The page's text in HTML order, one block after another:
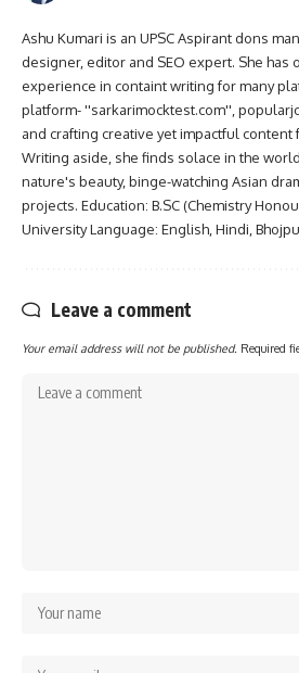
Ashu Kumari is an UPSC Aspirant dons
designer, editor and SEO expert. She has
experience in containt writing for many
platform- ''sarkarimocktest.com'',
and crafting creative yet impactful content
Writing aside, she finds solace in the
nature's beauty, binge-watching Asian
projects. Education: B.SC (Chemistry
University Language: English, Hindi,
Leave a comment
Your email address will not be published. Required